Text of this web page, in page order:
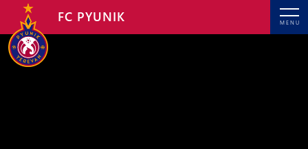
MENU
FC PYUNIK